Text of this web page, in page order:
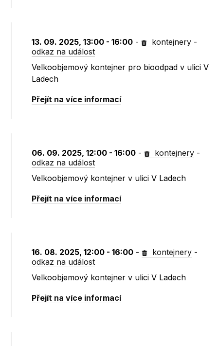
13. 09. 2025, 13:00 - 16:00 - kontejnery -
odkaz na událost
Velkoobjemový kontejner pro bioodpad v ulici V
Ladech
Přejít na více informací
06. 09. 2025, 12:00 - 16:00 - kontejnery -
odkaz na událost
Velkoobjemový kontejner v ulici V Ladech
Přejít na více informací
16. 08. 2025, 12:00 - 16:00 - kontejnery -
odkaz na událost
Velkoobjemový kontejner v ulici V Ladech
Přejít na více informací